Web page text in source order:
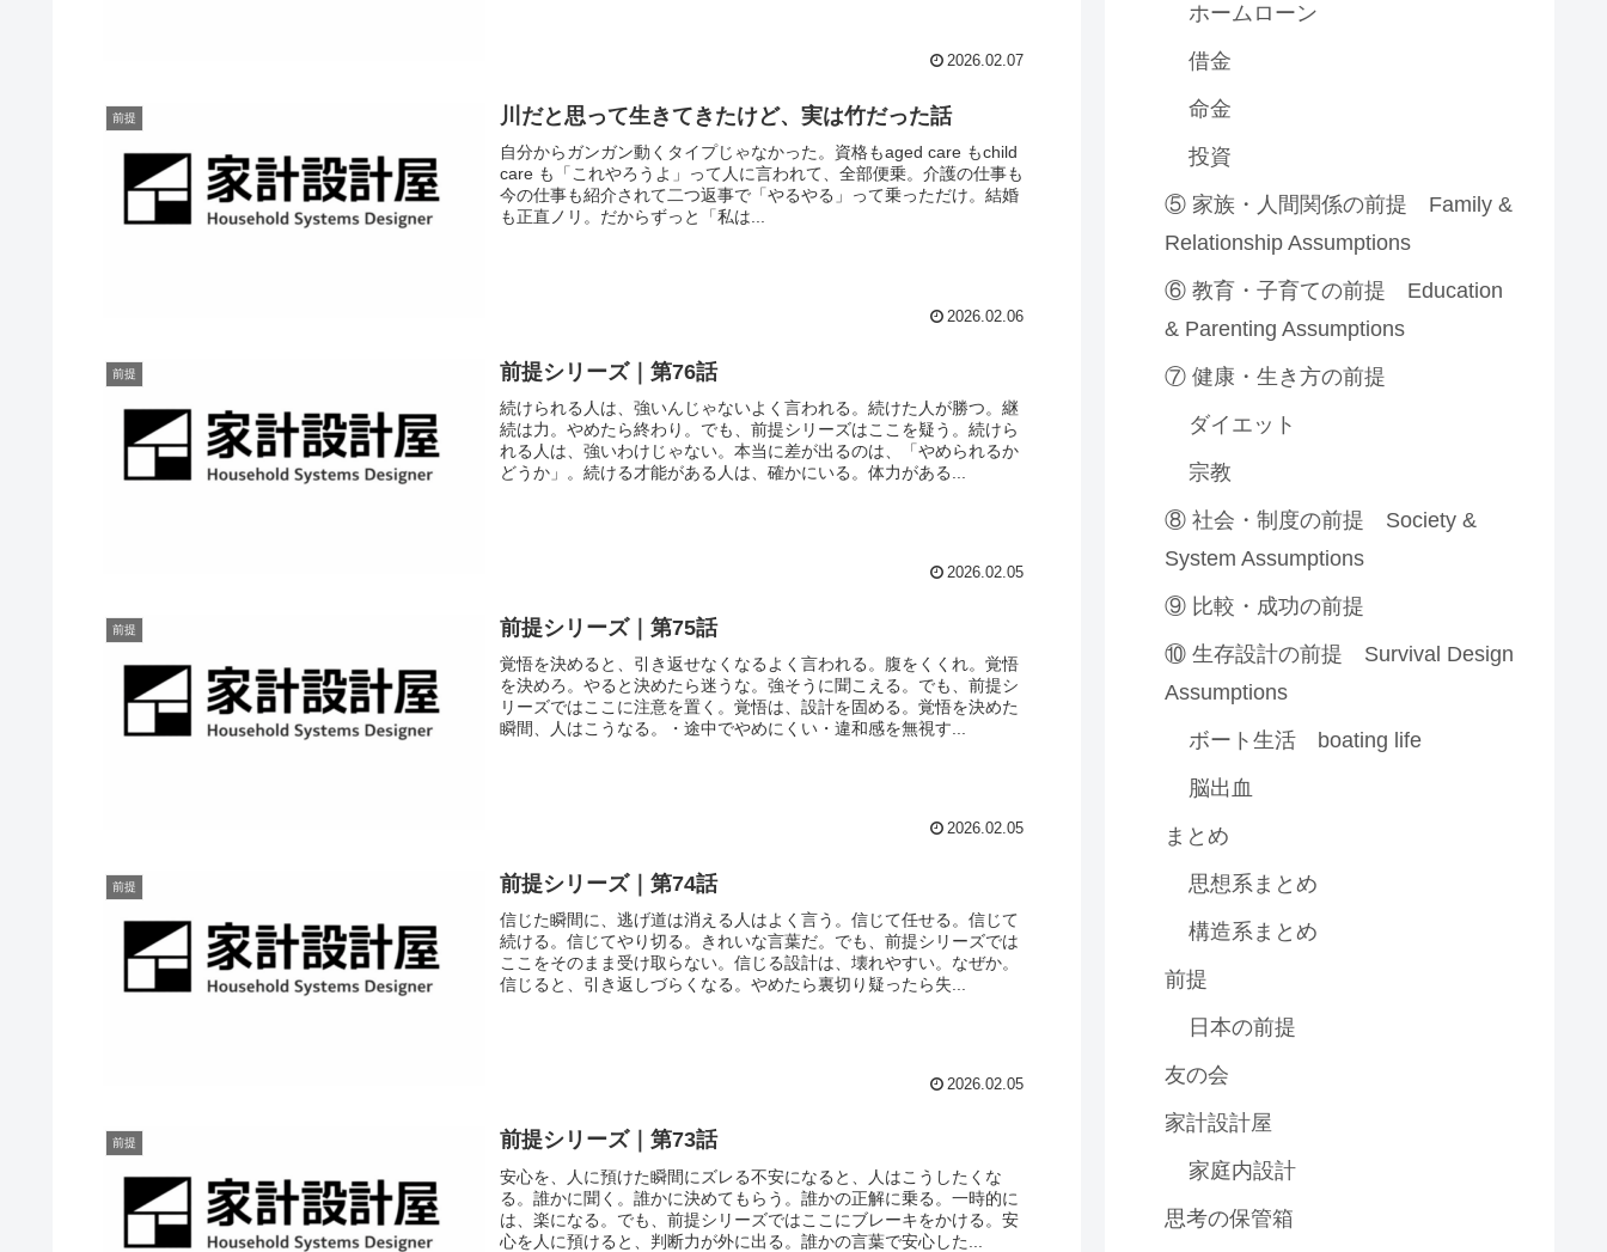
2026.02.07
前提 川だと思って生きてきたけど、実は竹だった話
自分からガンガン動くタイプじゃなかった。資格もaged care もchild
care も「これやろうよ」って人に言われて、全部便乗。介護の仕事も
今の仕事も紹介されて二つ返事で「やるやる」って乗っただけ。結婚
も正直ノリ。だからずっと「私は...
2026.02.06
前提 前提シリーズ｜第76話
続けられる人は、強いんじゃないよく言われる。続けた人が勝つ。継
続は力。やめたら終わり。でも、前提シリーズはここを疑う。続けら
れる人は、強いわけじゃない。本当に差が出るのは、「やめられるか
どうか」。続ける才能がある人は、確かにいる。体力がある...
2026.02.05
前提 前提シリーズ｜第75話
覚悟を決めると、引き返せなくなるよく言われる。腹をくくれ。覚悟
を決めろ。やると決めたら迷うな。強そうに聞こえる。でも、前提シ
リーズではここに注意を置く。覚悟は、設計を固める。覚悟を決めた
瞬間、人はこうなる。・途中でやめにくい・違和感を無視す...
2026.02.05
前提 前提シリーズ｜第74話
信じた瞬間に、逃げ道は消える人はよく言う。信じて任せる。信じて
続ける。信じてやり切る。きれいな言葉だ。でも、前提シリーズでは
ここをそのまま受け取らない。信じる設計は、壊れやすい。なぜか。
信じると、引き返しづらくなる。やめたら裏切り疑ったら失...
2026.02.05
前提 前提シリーズ｜第73話
安心を、人に預けた瞬間にズレる不安になると、人はこうしたくな
る。誰かに聞く。誰かに決めてもらう。誰かの正解に乗る。一時的に
は、楽になる。でも、前提シリーズではここにブレーキをかける。安
心を人に預けると、判断力が外に出る。誰かの言葉で安心した...
ホームローン
借金
命金
投資
⑤ 家族・人間関係の前提 Family &
Relationship Assumptions
⑥ 教育・子育ての前提 Education
& Parenting Assumptions
⑦ 健康・生き方の前提
ダイエット
宗教
⑧ 社会・制度の前提 Society &
System Assumptions
⑨ 比較・成功の前提
⑩ 生存設計の前提 Survival Design
Assumptions
ボート生活 boating life
脳出血
まとめ
思想系まとめ
構造系まとめ
前提
日本の前提
友の会
家計設計屋
家庭内設計
思考の保管箱